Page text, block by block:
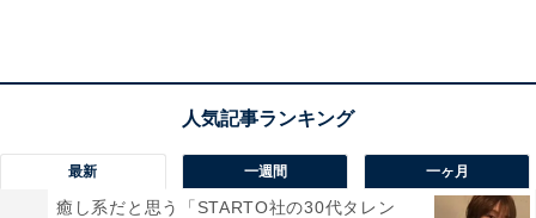
1位：仲本工事（学習院大学）／63票
本日、無事に81歳になりました。沢山のコメントあ
りがとうネ! 一つ一つ読んでいます。沢山お祝いの
最新 一週間 一ヶ月
癒し系だと思う「STARTO社の30代タレン